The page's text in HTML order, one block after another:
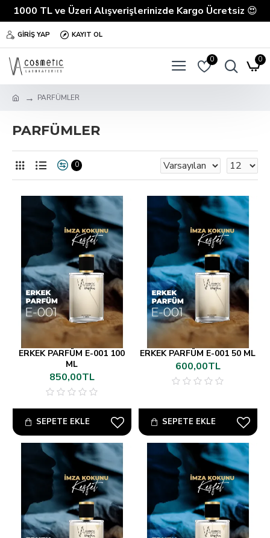
1000 TL ve Üzeri Alışverişlerinizde Kargo Ücretsiz 😍
GIRIŞ YAP KAYIT OL
0 0
PARFÜMLER
PARFÜMLER
0
ERKEK PARFÜM E-001 100
ML
850,00TL
SEPETE EKLE
ERKEK PARFÜM E-001 50 ML
600,00TL
SEPETE EKLE